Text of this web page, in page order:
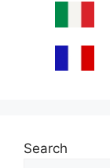
Search